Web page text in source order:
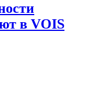
в VOIS